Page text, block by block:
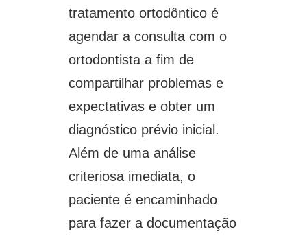
tratamento ortodôntico é
agendar a consulta com o
ortodontista a fim de
compartilhar problemas e
expectativas e obter um
diagnóstico prévio inicial.
Além de uma análise
criteriosa imediata, o
paciente é encaminhado
para fazer a documentação